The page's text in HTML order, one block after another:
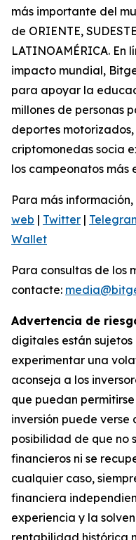
más importante del
de ORIENTE,
LATINOAMÉRICA.
impacto mundial,
para apoyar la
millones de personas
deportes
criptomonedas socia
los campeonatos más
Para más información,
web | Twitter |
Wallet
Para consultas de los
contacte:
Advertencia de
digitales están
experimentar una
aconseja a los
que puedan
inversión puede
posibilidad de que no
financieros ni se
cualquier caso,
financiera
experiencia y la